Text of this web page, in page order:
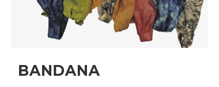
BANDANA